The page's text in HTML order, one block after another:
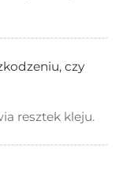
czy
resztek kleju.